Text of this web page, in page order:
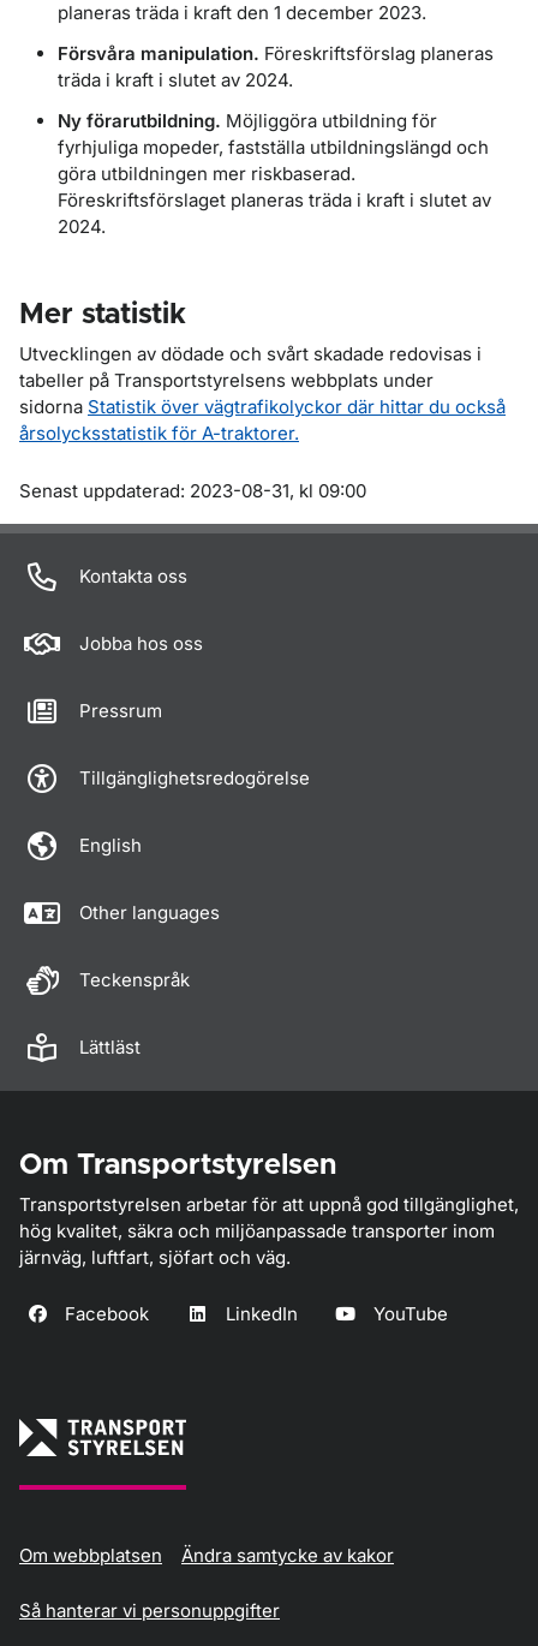
planeras träda i kraft den 1 december 2023.
Försvåra manipulation. Föreskriftsförslag planeras
träda i kraft i slutet av 2024.
Ny förarutbildning. Möjliggöra utbildning för
fyrhjuliga mopeder, fastställa utbildningslängd och
göra utbildningen mer riskbaserad.
Föreskriftsförslaget planeras träda i kraft i slutet av
2024.
Mer statistik
Utvecklingen av dödade och svårt skadade redovisas i
tabeller på Transportstyrelsens webbplats under
sidorna Statistik över vägtrafikolyckor där hittar du också
årsolycksstatistik för A-traktorer.
Om sidan
Senast uppdaterad: 2023-08-31, kl 09:00
Kontakta oss
Jobba hos oss
Pressrum
Tillgänglighetsredogörelse
English
Other languages
Teckenspråk
Lättläst
Om Transportstyrelsen
Transportstyrelsen arbetar för att uppnå god tillgänglighet,
hög kvalitet, säkra och miljöanpassade transporter inom
järnväg, luftfart, sjöfart och väg.
Facebook LinkedIn YouTube
Om webbplatsen Ändra samtycke av kakor
Så hanterar vi personuppgifter